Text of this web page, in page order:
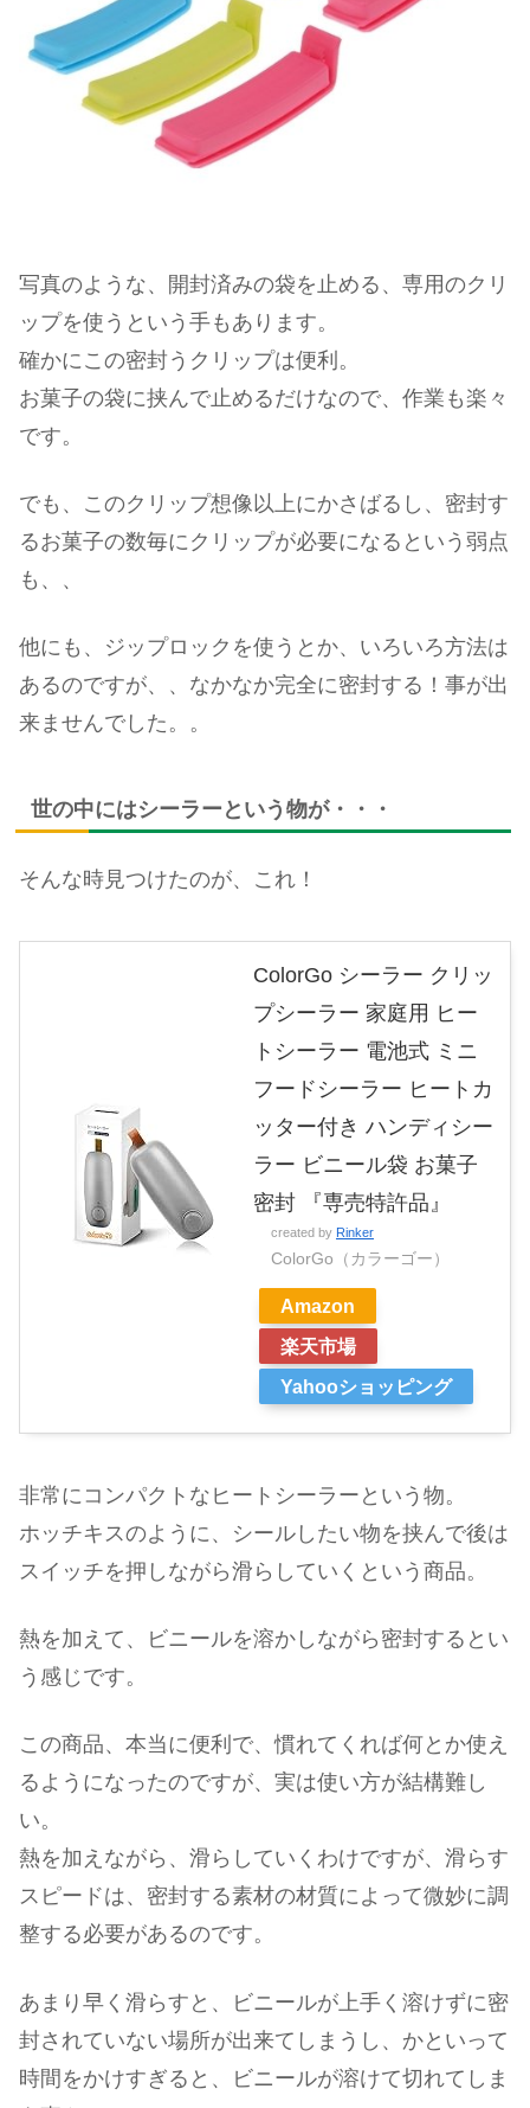
写真のような、開封済みの袋を止める、専用のクリ
ップを使うという手もあります。
確かにこの密封うクリップは便利。
お菓子の袋に挟んで止めるだけなので、作業も楽々
です。
でも、このクリップ想像以上にかさばるし、密封す
るお菓子の数毎にクリップが必要になるという弱点
も、、
他にも、ジップロックを使うとか、いろいろ方法は
あるのですが、、なかなか完全に密封する！事が出
来ませんでした。。
世の中にはシーラーという物が・・・
そんな時見つけたのが、これ！
ColorGo シーラー クリッ
プシーラー 家庭用 ヒー
トシーラー 電池式 ミニ
フードシーラー ヒートカ
ッター付き ハンディシー
ラー ビニール袋 お菓子
密封 『専売特許品』
created by Rinker
ColorGo（カラーゴー）
Amazon
楽天市場
Yahooショッピング
非常にコンパクトなヒートシーラーという物。
ホッチキスのように、シールしたい物を挟んで後は
スイッチを押しながら滑らしていくという商品。
熱を加えて、ビニールを溶かしながら密封するとい
う感じです。
この商品、本当に便利で、慣れてくれば何とか使え
るようになったのですが、実は使い方が結構難し
い。
熱を加えながら、滑らしていくわけですが、滑らす
スピードは、密封する素材の材質によって微妙に調
整する必要があるのです。
あまり早く滑らすと、ビニールが上手く溶けずに密
封されていない場所が出来てしまうし、かといって
時間をかけすぎると、ビニールが溶けて切れてしま